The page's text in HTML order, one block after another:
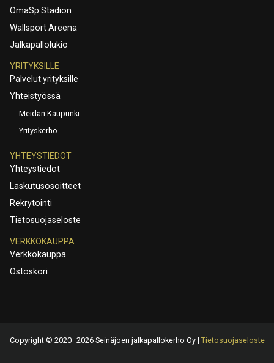
OmaSp Stadion
Wallsport Areena
Jalkapallolukio
YRITYKSILLE
Palvelut yrityksille
Yhteistyössä
Meidän Kaupunki
Yrityskerho
YHTEYSTIEDOT
Yhteystiedot
Laskutusosoitteet
Rekrytointi
Tietosuojaseloste
VERKKOKAUPPA
Verkkokauppa
Ostoskori
Copyright © 2020–2026 Seinäjoen jalkapallokerho Oy | Tietosuojaseloste